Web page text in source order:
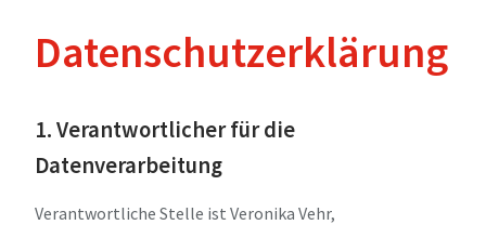
Datenschutzerklärung
1. Verantwortlicher für die
Datenverarbeitung
Verantwortliche Stelle ist Veronika Vehr,